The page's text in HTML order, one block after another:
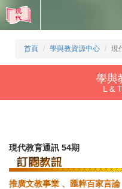
首頁 學與教資源中心 現
學與
L &
現代教育通訊 54期
推廣文教事業 、匯粹百家言論